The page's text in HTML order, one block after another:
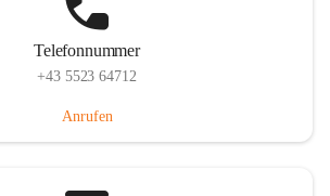
Telefonnummer
+43 5523 64712
Anrufen